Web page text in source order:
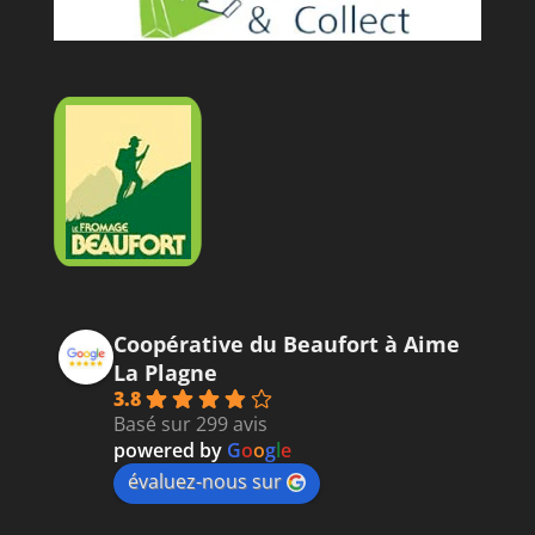
k
o
k
p er
Coopérative du Beaufort à Aime
La Plagne
3.8
Basé sur 299 avis
powered by Google
évaluez-nous sur